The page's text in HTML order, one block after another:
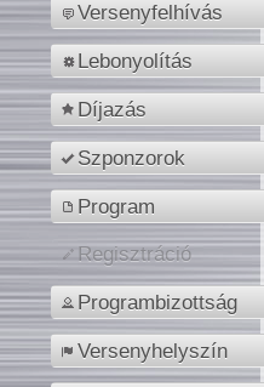
Versenyfelhívás
Lebonyolítás
Díjazás
Szponzorok
Program
Regisztráció
Programbizottság
Versenyhelyszín